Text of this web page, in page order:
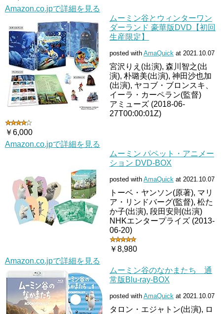
Amazon.co.jpで詳細を見る
ムーミン谷とウィンターワン
ダーランド 豪華版DVD【初回
生産限定】
posted with AmaQuick at 2021.10.07
宮沢りえ(出演), 森川智之(出
演), 朴璐美(出演), 神田沙也加
(出演), ヤコブ・ブロンスキ、
イーラ・カーペラン(監督)
アミューズ (2018-06-
27T00:00:01Z)
￥6,000
Amazon.co.jpで詳細を見る
ムーミン パペット・アニメー
ション DVD-BOX
posted with AmaQuick at 2021.10.07
トーベ・ヤンソン(原著), マリ
ア・リンドバーグ(監督), 松た
か子(出演), 段田安則(出演)
NHKエンタープライズ (2013-
06-20)
￥8,980
Amazon.co.jpで詳細を見る
ムーミン谷のなかまたち 通
常版Blu-ray-BOX
posted with AmaQuick at 2021.10.07
タロン・エジャトン(出演), ロ